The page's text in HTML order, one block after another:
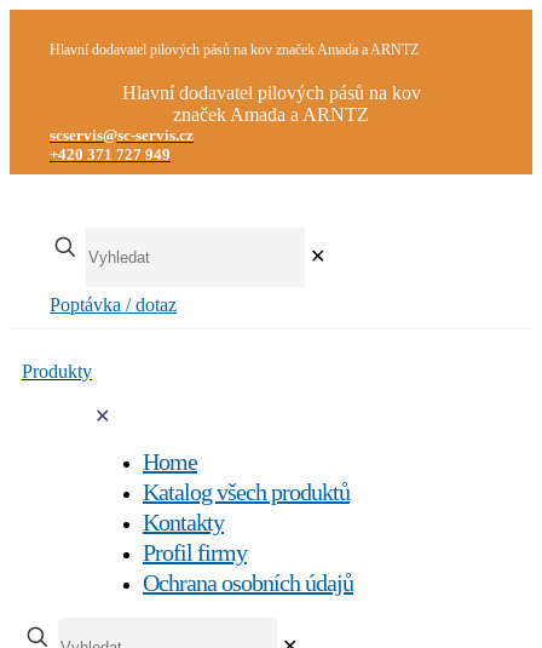
Hlavní dodavatel pilových pásů na kov značek Amada a ARNTZ
Hlavní dodavatel pilových pásů na kov
značek Amada a ARNTZ
scservis@sc-servis.cz
+420 371 727 949
✕
Poptávka / dotaz
Produkty
✕
Home
Katalog všech produktů
Kontakty
Profil firmy
Ochrana osobních údajů